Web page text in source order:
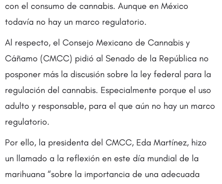
con el consumo de cannabis. Aunque en México
todavía no hay un marco regulatorio.
Al respecto, el Consejo Mexicano de Cannabis y
Cáñamo (CMCC) pidió al Senado de la República no
posponer más la discusión sobre la ley federal para la
regulación del cannabis. Especialmente porque el uso
adulto y responsable, para el que aún no hay un marco
regulatorio.
Por ello, la presidenta del CMCC, Eda Martínez, hizo
un llamado a la reflexión en este día mundial de la
marihuana “sobre la importancia de una adecuada